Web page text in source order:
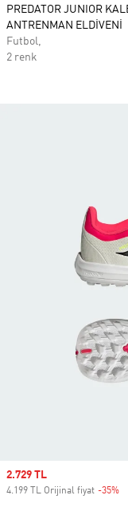
PREDATOR JUNIOR
ANTRENMAN ELDİVENİ
Futbol,
2 renk
Sale price
2.729 TL
4.199 TL Orijinal fiyat -35%